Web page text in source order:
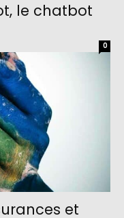
le chatbot
0
et